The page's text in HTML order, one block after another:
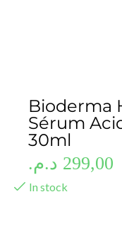
Bioderma
Sérum
30ml
299,00 د.م.
In stock